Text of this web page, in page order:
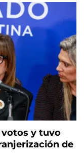
votos y tuvo
de